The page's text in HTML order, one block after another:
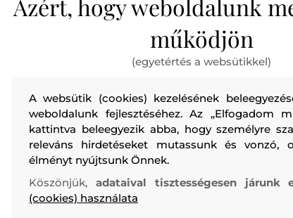
AKCIÓ -50%
Azért, hogy weboldalunk
működjön
(egyetértés a websütikkel)
A websütik (cookies) kezelésének
weboldalunk fejlesztéséhez. Az „Elfogadom
kattintva beleegyezik abba, hogy személyre
releváns hirdetéseket mutassunk és vonzó,
élményt nyújtsunk Önnek.
Köszönjük, adataival tisztességesen
(cookies) használata